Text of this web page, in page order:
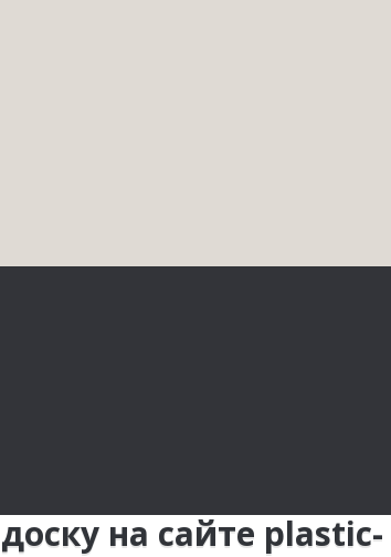
на сайте plastic-